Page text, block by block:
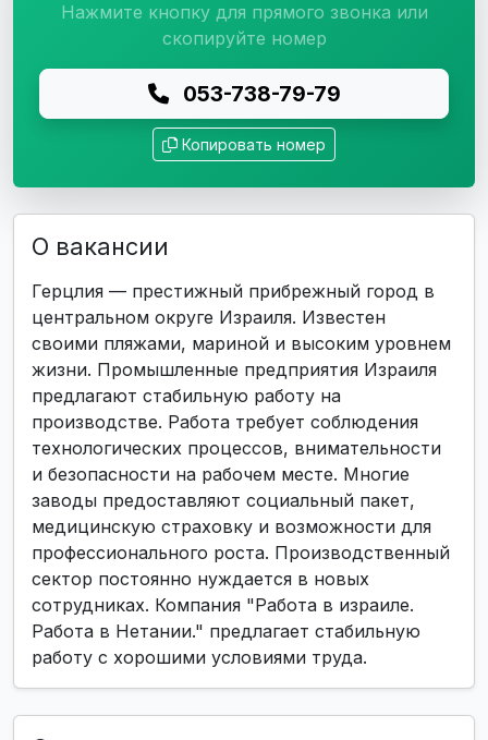
Нажмите кнопку для прямого звонка или
скопируйте номер
053-738-79-79
Копировать номер
О вакансии
Герцлия — престижный прибрежный город в
центральном округе Израиля. Известен
своими пляжами, мариной и высоким уровнем
жизни. Промышленные предприятия Израиля
предлагают стабильную работу на
производстве. Работа требует соблюдения
технологических процессов, внимательности
и безопасности на рабочем месте. Многие
заводы предоставляют социальный пакет,
медицинскую страховку и возможности для
профессионального роста. Производственный
сектор постоянно нуждается в новых
сотрудниках. Компания "Работа в израиле.
Работа в Нетании." предлагает стабильную
работу с хорошими условиями труда.